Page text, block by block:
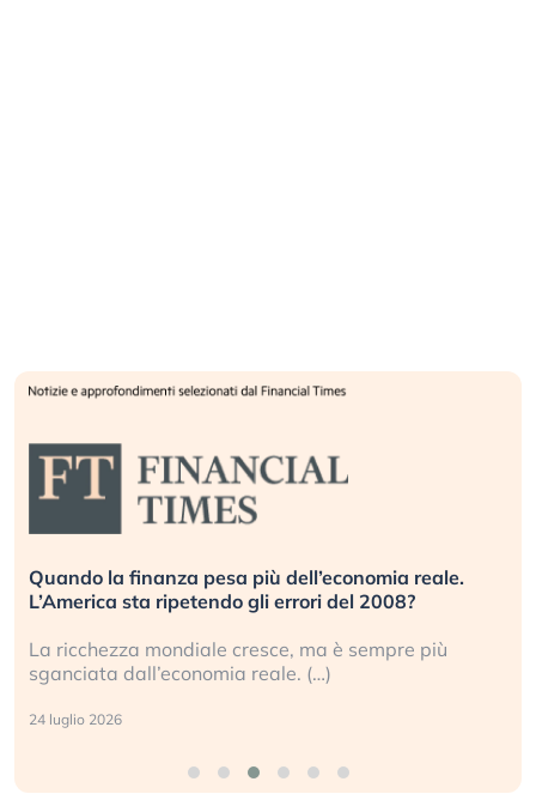
Quando la finanza pesa più dell’economia reale.
L’America sta ripetendo gli errori del 2008?
La ricchezza mondiale cresce, ma è sempre più
sganciata dall’economia reale. (…)
24 luglio 2026